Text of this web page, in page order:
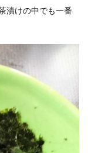
漬けの中でも一番